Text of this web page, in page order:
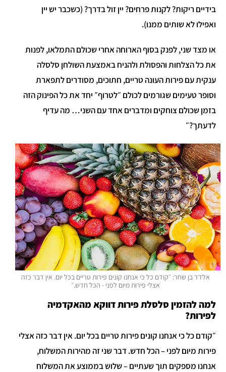
בידיים ריקות? לקנות פרחים? יין זול בדרך? (כשכבר יש יין
ואפילו לא שותים ממנו).
או מצד שני, לפנק בסוף הארוחה אחרי שכולם התמלאו, לפנות
את כל הצלחות והפסולת ולהניח באמצעת השולחן סלסלה
ענקית עם פירות העונה טריים, חתוכים, מסודרים לתפארת
וסופר טעימים שגורמים לכולם ״לטרוף״ יחד את כל הפינוק הזה
בזמן שכולם צוחקים ומדברים אחד עם השני… מה עדיף
לדעתך?״
אלדד בן שחר: ״קודם כל כי אנחנו קונים פירות טריים בכל יום. אין דבר כזה
אצלי פירות מיום לפני - הכל חדש.״
למה להזמין סלסלת פירות דווקא מהאקדמיה
לפירות?
״קודם כל כי אנחנו קונים פירות טריים בכל יום. אין דבר כזה אצלי
פירות מיום לפני – הכל חדש. דבר שני זה מהירות המשלוח,
אנחנו מספקים תוך שעתיים – שלוש בממוצע את המשלוח